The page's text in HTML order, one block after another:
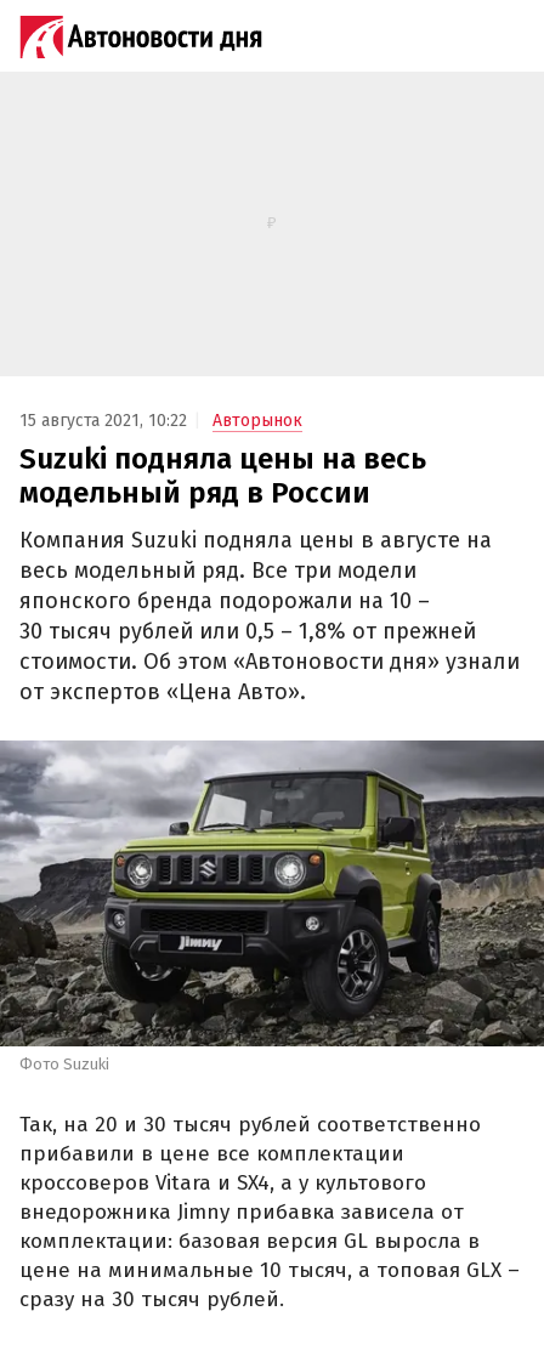
15 августа 2021, 10:22 Авторынок
Suzuki подняла цены на весь
модельный ряд в России
Компания Suzuki подняла цены в августе на
весь модельный ряд. Все три модели
японского бренда подорожали на 10 –
30 тысяч рублей или 0,5 – 1,8% от прежней
стоимости. Об этом «Автоновости дня» узнали
от экспертов «Цена Авто».
Фото Suzuki
Так, на 20 и 30 тысяч рублей соответственно
прибавили в цене все комплектации
кроссоверов Vitara и SX4, а у культового
внедорожника Jimny прибавка зависела от
комплектации: базовая версия GL выросла в
цене на минимальные 10 тысяч, а топовая GLX –
сразу на 30 тысяч рублей.